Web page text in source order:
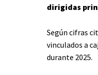
dirigidas
Según cifras
vinculados a
durante 2025.